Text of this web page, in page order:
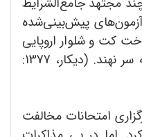
پیش‌بینی‌شده
کت و شلوار اروپایی
بپوشند و کلاه لبه‌دار پهلوی به سر نهند. (دیکار، 1377:
امتحانات مخالفت